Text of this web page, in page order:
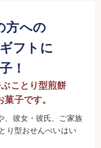
方への
フトに
！
ことり型煎餅
子です。
、彼女・彼氏、ご家族
り型おせんべいはい